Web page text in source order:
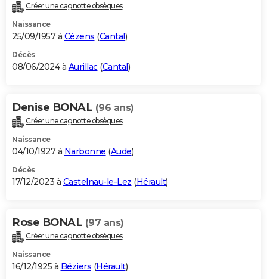
Créer une cagnotte obsèques
Naissance
25/09/1957 à Cézens (Cantal)
Décès
08/06/2024 à Aurillac(Cantal)
Denise BONAL (96 ans)
Créer une cagnotte obsèques
Naissance
04/10/1927 à Narbonne (Aude)
Décès
17/12/2023 à Castelnau-le-Lez (Hérault)
Rose BONAL (97 ans)
Créer une cagnotte obsèques
Naissance
16/12/1925 à Béziers (Hérault)